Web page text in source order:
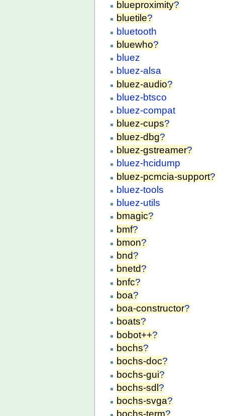
blueproximity?
bluetile?
bluetooth
bluewho?
bluez
bluez-alsa
bluez-audio?
bluez-btsco
bluez-compat
bluez-cups?
bluez-dbg?
bluez-gstreamer?
bluez-hcidump
bluez-pcmcia-support?
bluez-tools
bluez-utils
bmagic?
bmf?
bmon?
bnd?
bnetd?
bnfc?
boa?
boa-constructor?
boats?
bobot++?
bochs?
bochs-doc?
bochs-gui?
bochs-sdl?
bochs-svga?
bochs-term?